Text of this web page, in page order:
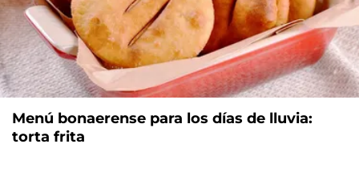
Menú bonaerense para los días de lluvia:
torta frita